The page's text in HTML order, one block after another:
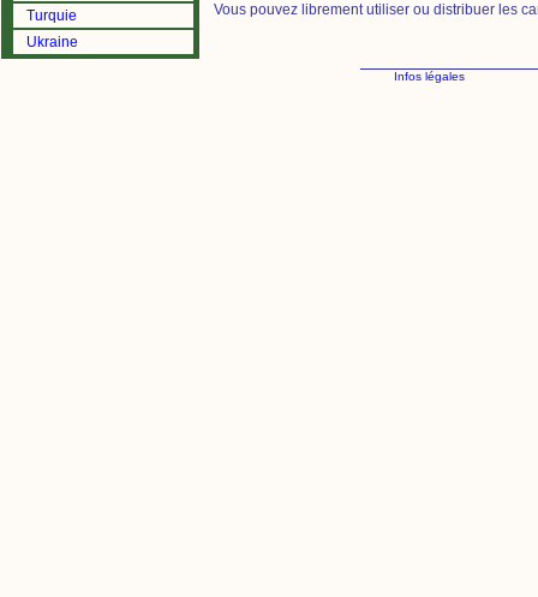
Turquie
Ukraine
Vous pouvez librement utiliser ou distribuer les
Infos légales